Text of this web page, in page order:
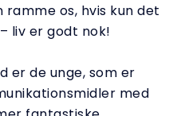
os, hvis kun det
liv er godt nok!
er de unge, som er
med